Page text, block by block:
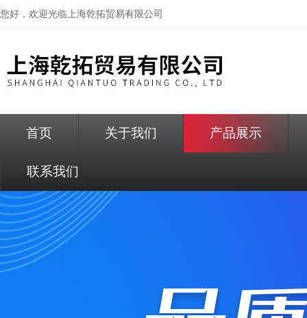
您好，欢迎光临上海乾拓贸易有限公司
首页 关于我们 产品展示
联系我们